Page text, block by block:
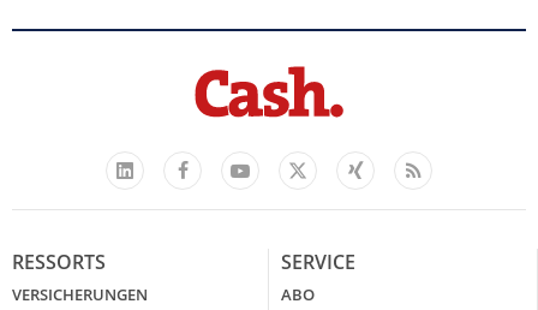
LinkedIn
FacebookYouTube
X
Xing Feed
RESSORTS
VERSICHERUNGEN
SERVICE
ABO